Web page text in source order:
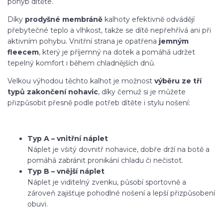
Díky prodyšné membráně kalhoty efektivně odvádějí
přebytečné teplo a vlhkost, takže se dítě nepřehřívá ani při
aktivním pohybu. Vnitřní strana je opatřena jemným
fleecem, který je příjemný na dotek a pomáhá udržet
tepelný komfort i během chladnějších dnů.
Velkou výhodou těchto kalhot je možnost výběru ze tří
typů zakončení nohavic, díky čemuž si je můžete
přizpůsobit přesně podle potřeb dítěte i stylu nošení:
Typ A – vnitřní náplet
Náplet je všitý dovnitř nohavice, dobře drží na botě a
pomáhá zabránit pronikání chladu či nečistot.
Typ B – vnější náplet
Náplet je viditelný zvenku, působí sportovně a
zároveň zajišťuje pohodlné nošení a lepší přizpůsobení
obuvi.